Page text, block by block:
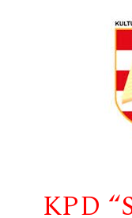
KPD